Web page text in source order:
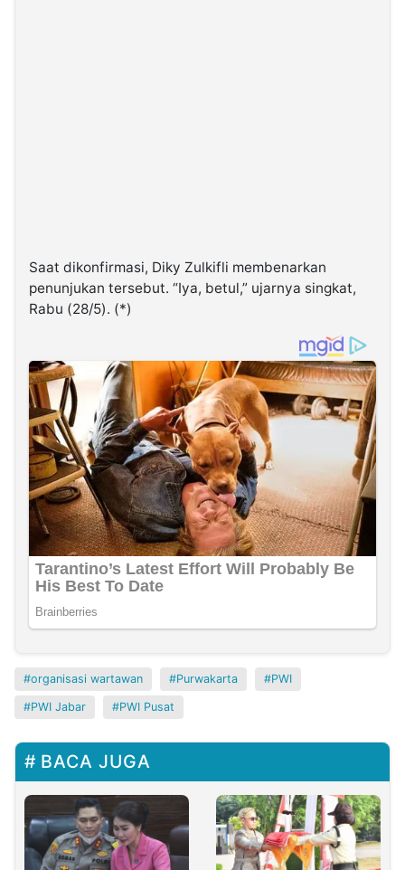
Saat dikonfirmasi, Diky Zulkifli membenarkan
penunjukan tersebut. “Iya, betul,” ujarnya singkat,
Rabu (28/5). (*)
organisasi wartawan Purwakarta PWI
PWI Jabar PWI Pusat
BACA JUGA